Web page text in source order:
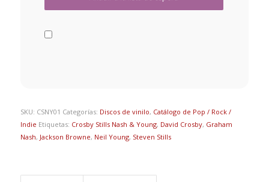
SKU: CSNY01 Categorías: Discos de vinilo, Catálogo de Pop / Rock /
Indie Etiquetas: Crosby Stills Nash & Young, David Crosby, Graham
Nash, Jackson Browne, Neil Young, Steven Stills